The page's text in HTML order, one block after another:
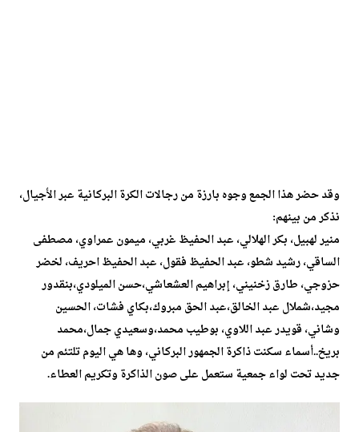
وقد حضر هذا الجمع وجوه بارزة من رجالات الكرة البركانية عبر الأجيال،
نذكر من بينهم:
منير لهبيل، بكر الهلالي، عبد الحفيظ غربي، ميمون عمراوي، مصطفى
الساقي، رشيد شطو، عبد الحفيظ فقول، عبد الحفيظ احريف، لخضر
حزوجي، طارق زخنيني، إبراهيم العشعاشي،حسن الميلودي،بنقدور
مجيد،شملال عبد الخالق،عبد الحق مبروك،بكاي فشات، الحسين
وشاني، قويدر عبد اللاوي، بوطيب محمد،وسعيدي جمال،محمد
بريخ..أسماء سكنت ذاكرة الجمهور البركاني، وها هي اليوم تلتئم من
جديد تحت لواء جمعية ستعمل على صون الذاكرة وتكريم العطاء.